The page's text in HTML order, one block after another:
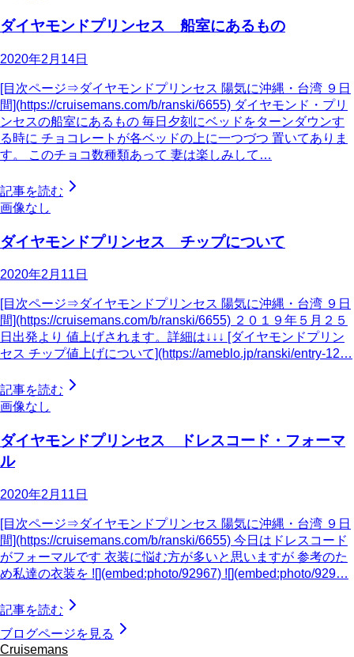
ダイヤモンドプリンセス 船室にあるもの
2020年2月14日
[目次ページ⇒ダイヤモンドプリンセス 陽気に沖縄・台湾 ９日
間](https://cruisemans.com/b/ranski/6655) ダイヤモンド・プリ
ンセスの船室にあるもの 毎日夕刻にベッドをターンダウンす
る時に チョコレートが各ベッドの上に一つづつ 置いてありま
す。 このチョコ数種類あって 妻は楽しみして…
記事を読む
画像なし
ダイヤモンドプリンセス チップについて
2020年2月11日
[目次ページ⇒ダイヤモンドプリンセス 陽気に沖縄・台湾 ９日
間](https://cruisemans.com/b/ranski/6655) ２０１９年５月２５
日出発より 値上げされます。詳細は↓↓↓ [ダイヤモンドプリン
セス チップ値上げについて](https://ameblo.jp/ranski/entry-12…
記事を読む
画像なし
ダイヤモンドプリンセス ドレスコード・フォーマ
ル
2020年2月11日
[目次ページ⇒ダイヤモンドプリンセス 陽気に沖縄・台湾 ９日
間](https://cruisemans.com/b/ranski/6655) 今日はドレスコード
がフォーマルです 衣装に悩む方が多いと思いますが 参考のた
め私達の衣装を ![](embed:photo/92967) ![](embed:photo/929…
記事を読む
ブログページを見る
Cruisemans